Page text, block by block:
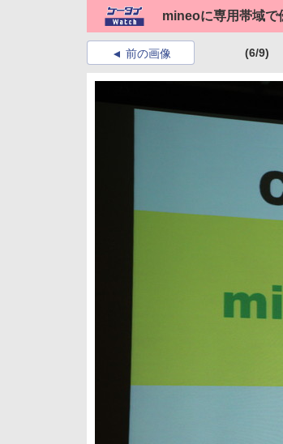
mineoに専用帯域で
前の画像 (6/9)